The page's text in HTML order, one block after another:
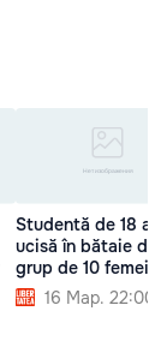
Studentă de 18
ucisă în bătaie de
grup de 10 femei
16 Мар. 22:00